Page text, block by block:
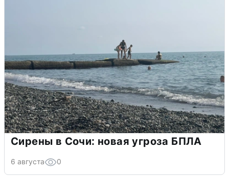
Сирены в Сочи: новая угроза БПЛА
6 августа 0